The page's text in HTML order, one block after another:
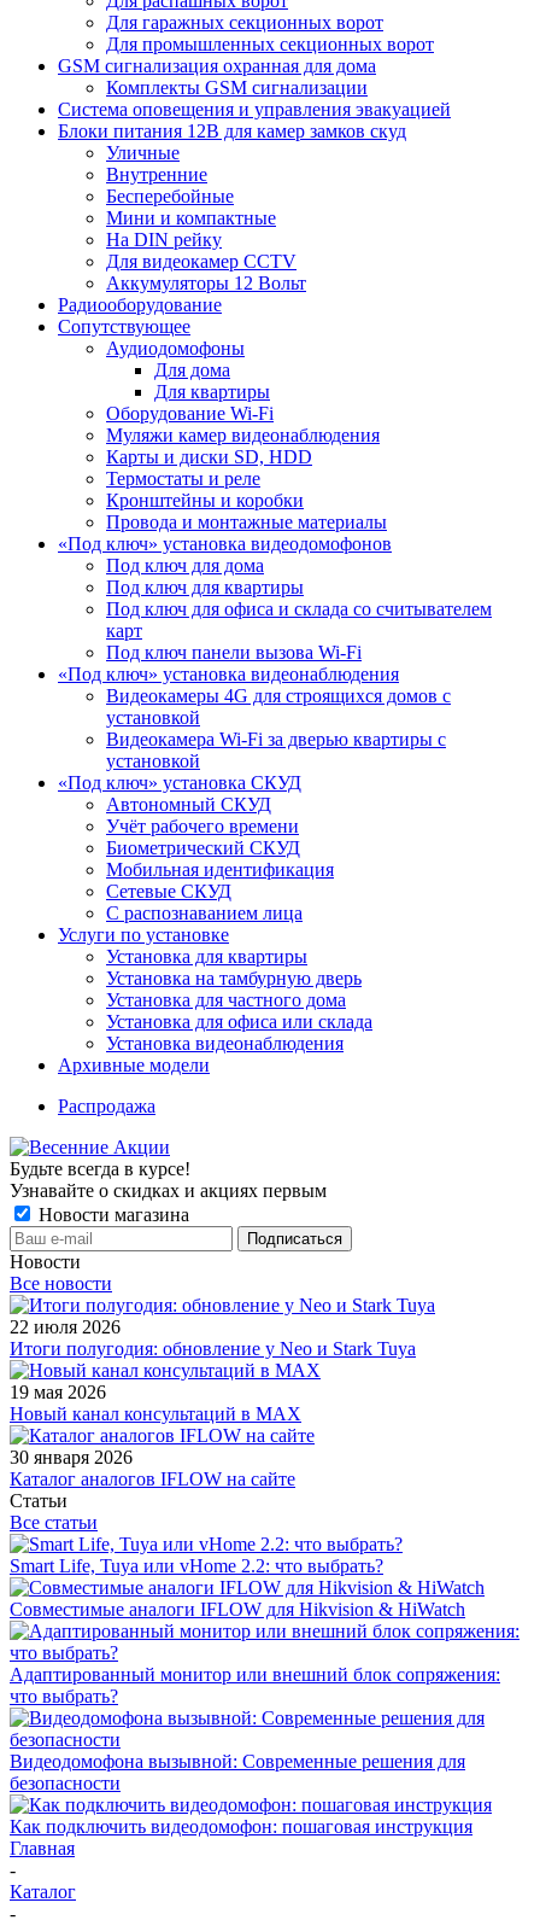
Для гаражных секционных ворот
Для промышленных секционных ворот
GSM сигнализация охранная для дома
Комплекты GSM сигнализации
Cистема оповещения и управления эвакуацией
Блоки питания 12В для камер замков скуд
Уличные
Внутренние
Бесперебойные
Мини и компактные
На DIN рейку
Для видеокамер CCTV
Аккумуляторы 12 Вольт
Радиооборудование
Сопутствующее
Аудиодомофоны
Для дома
Для квартиры
Оборудование Wi-Fi
Муляжи камер видеонаблюдения
Карты и диски SD, HDD
Термостаты и реле
Кронштейны и коробки
Провода и монтажные материалы
«Под ключ» установка видеодомофонов
Под ключ для дома
Под ключ для квартиры
Под ключ для офиса и склада со считывателем
карт
Под ключ панели вызова Wi-Fi
«Под ключ» установка видеонаблюдения
Видеокамеры 4G для строящихся домов с
установкой
Видеокамера Wi-Fi за дверью квартиры с
установкой
«Под ключ» установка СКУД
Автономный СКУД
Учёт рабочего времени
Биометрический СКУД
Мобильная идентификация
Сетевые СКУД
С распознаванием лица
Услуги по установке
Установка для квартиры
Установка на тамбурную дверь
Установка для частного дома
Установка для офиса или склада
Установка видеонаблюдения
Архивные модели
Распродажа
Будьте всегда в курсе!
Узнавайте о скидках и акциях первым
Новости магазина
Новости
Все новости
22 июля 2026
Итоги полугодия: обновление у Neo и Stark Tuya
19 мая 2026
Новый канал консультаций в MAX
30 января 2026
Каталог аналогов IFLOW на сайте
Статьи
Все статьи
Smart Life, Tuya или vHome 2.2: что выбрать?
Совместимые аналоги IFLOW для Hikvision & HiWatch
Адаптированный монитор или внешний блок сопряжения:
что выбрать?
Видеодомофона вызывной: Современные решения для
безопасности
Как подключить видеодомофон: пошаговая инструкция
Главная
-
Каталог
-